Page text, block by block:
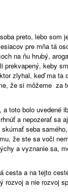
preto, lebo som
pre mňa tá
na ňu hrubý,
prekvapený, keby
zlyhal, keď ma ta
že si môžeme za
a toto bolo
a nepozerať sa
seba
že ste sa voči
a vyznanie sa,
cesta a na tejto
rozvoj a nie rozvoj